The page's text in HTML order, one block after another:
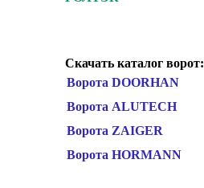
Скачать каталог ворот:
Ворота DOORHAN
Ворота ALUTECH
Ворота ZAIGER
Ворота HORMANN